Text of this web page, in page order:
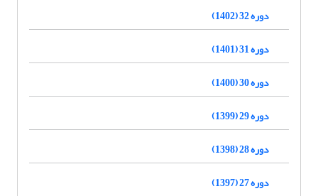
دوره 32 (1402)
دوره 31 (1401)
دوره 30 (1400)
دوره 29 (1399)
دوره 28 (1398)
دوره 27 (1397)